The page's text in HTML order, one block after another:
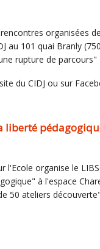
organisées
au 101 quai Branly
rupture de parcours"
du CIDJ ou sur
liberté
l'Ecole organise le
à l'espace
50 ateliers